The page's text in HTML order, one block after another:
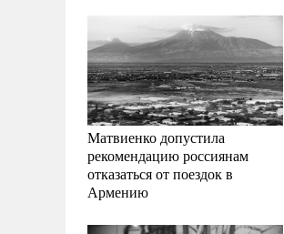
Матвиенко допустила
рекомендацию россиянам
отказаться от поездок в
Армению